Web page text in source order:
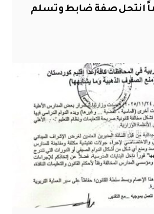
انتحل صفة ضابط وتسلم